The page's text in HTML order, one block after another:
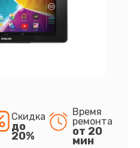
Скидка
до
20%
Время
ремонта
от 20
мин